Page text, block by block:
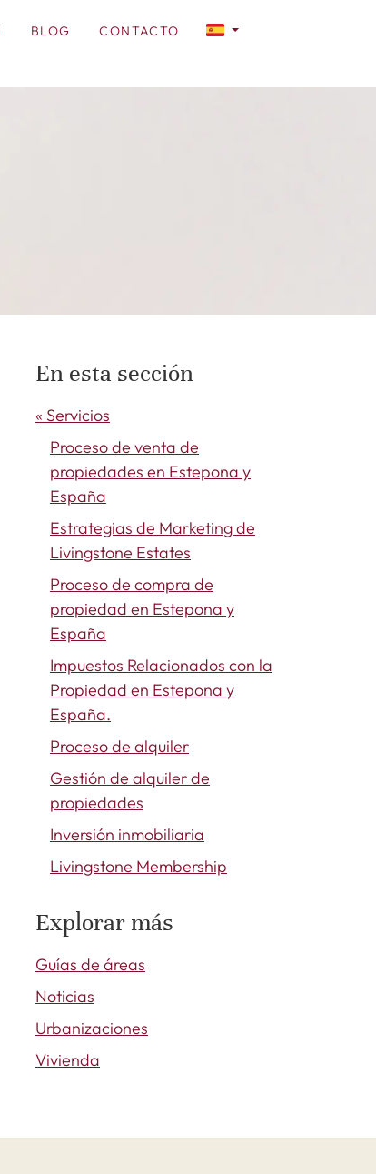
BLOG CONTACTO
En esta sección
« Servicios
Proceso de venta de
propiedades en Estepona y
España
Estrategias de Marketing de
Livingstone Estates
Proceso de compra de
propiedad en Estepona y
España
Impuestos Relacionados con la
Propiedad en Estepona y
España.
Proceso de alquiler
Gestión de alquiler de
propiedades
Inversión inmobiliaria
Livingstone Membership
Explorar más
Guías de áreas
Noticias
Urbanizaciones
Vivienda